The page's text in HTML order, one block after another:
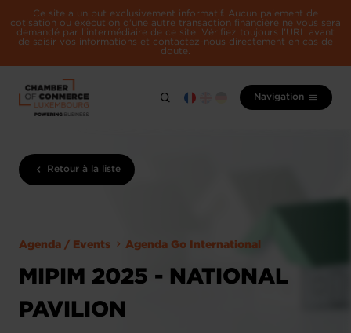
Ce site a un but exclusivement informatif. Aucun paiement de
cotisation ou exécution d'une autre transaction financière ne vous sera
demandé par l'intermédiaire de ce site. Vérifiez toujours l'URL avant
de saisir vos informations et contactez-nous directement en cas de
doute.
Navigation
Retour à la liste
Agenda / Events Agenda Go International
MIPIM 2025 - NATIONAL
PAVILION